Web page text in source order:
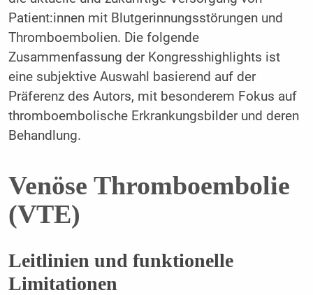
Patient:innen mit Blutgerinnungsstörungen und
Thromboembolien. Die folgende
Zusammenfassung der Kongresshighlights ist
eine subjektive Auswahl basierend auf der
Präferenz des Autors, mit besonderem Fokus auf
thromboembolische Erkrankungsbilder und deren
Behandlung.
Venöse Thromboembolie
(VTE)
Leitlinien und funktionelle
Limitationen